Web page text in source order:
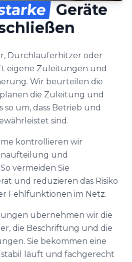
Geräte
Durchlauferhitzer oder
eigene Zuleitungen und
Wir beurteilen die
die Zuleitung und
so um, dass Betrieb und
sind.
kontrollieren wir
und
vermeiden Sie
und reduzieren das Risiko
Fehlfunktionen im Netz.
übernehmen wir die
die Beschriftung und die
Sie bekommen eine
stabil läuft und fachgerecht